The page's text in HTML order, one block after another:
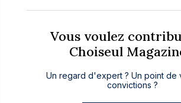
Vous voulez
Choiseul
Un regard d'expert ? Un point de
convictions ?